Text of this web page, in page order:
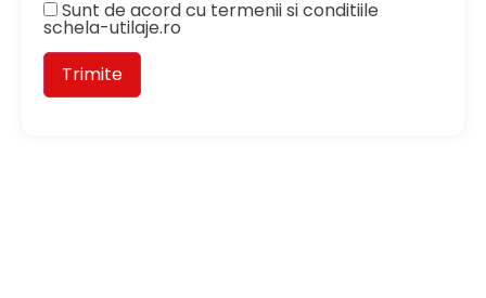
Sunt de acord cu termenii si conditiile
schela-utilaje.ro